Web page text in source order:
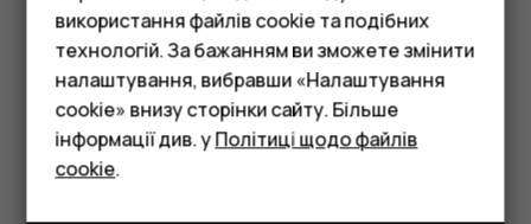
Смартфони
Фічерфони
Аксесуари
Планшети
Hello Neighbor, Diablo Immortal, Sky, Lego
Ninjago Shadow of Ronin, Football League
2025, Torchlight Infinite, Nexomon Extinction,
Tower of Fantasy, Lego StarWars: The Force
Awaken і Stumble Guys
використання файлів cookie та подібних
технологій. За бажанням ви зможете змінити
налаштування, вибравши «Налаштування
cookie» внизу сторінки сайту. Більше
інформації див. уПолітиці щодо файлів
cookie.